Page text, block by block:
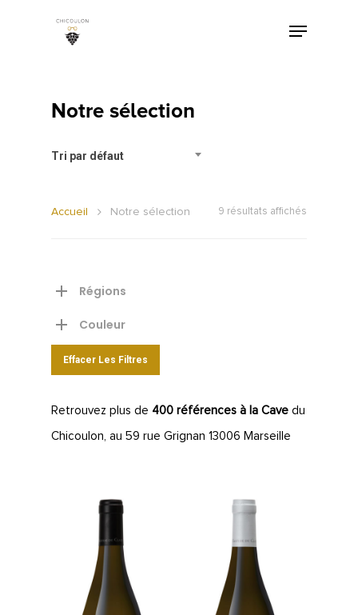
Notre sélection
Tri par défaut
9 résultats affichés
Accueil Notre sélection
Régions
Couleur
Effacer Les Filtres
Retrouvez plus de 400 références à la Cave du
Chicoulon, au 59 rue Grignan 13006 Marseille